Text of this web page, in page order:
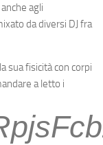
agli
da diversi DJ fra
sua fisicità con corpi
a letto i